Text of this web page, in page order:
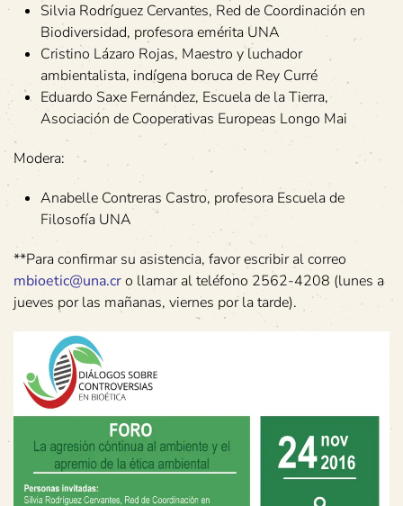
Silvia Rodríguez Cervantes, Red de Coordinación en
Biodiversidad, profesora emérita UNA
Cristino Lázaro Rojas, Maestro y luchador
ambientalista, indígena boruca de Rey Curré
Eduardo Saxe Fernández, Escuela de la Tierra,
Asociación de Cooperativas Europeas Longo Mai
Modera:
Anabelle Contreras Castro, profesora Escuela de
Filosofía UNA
**Para confirmar su asistencia, favor escribir al correo
mbioetic@una.cro llamar al teléfono 2562-4208 (lunes a
jueves por las mañanas, viernes por la tarde).